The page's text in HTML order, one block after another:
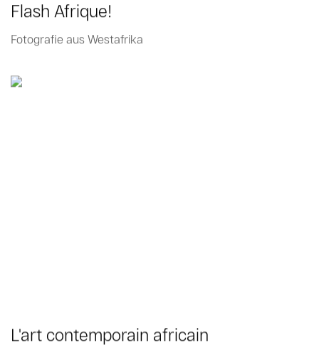
Flash Afrique!
Fotografie aus Westafrika
L'art contemporain africain